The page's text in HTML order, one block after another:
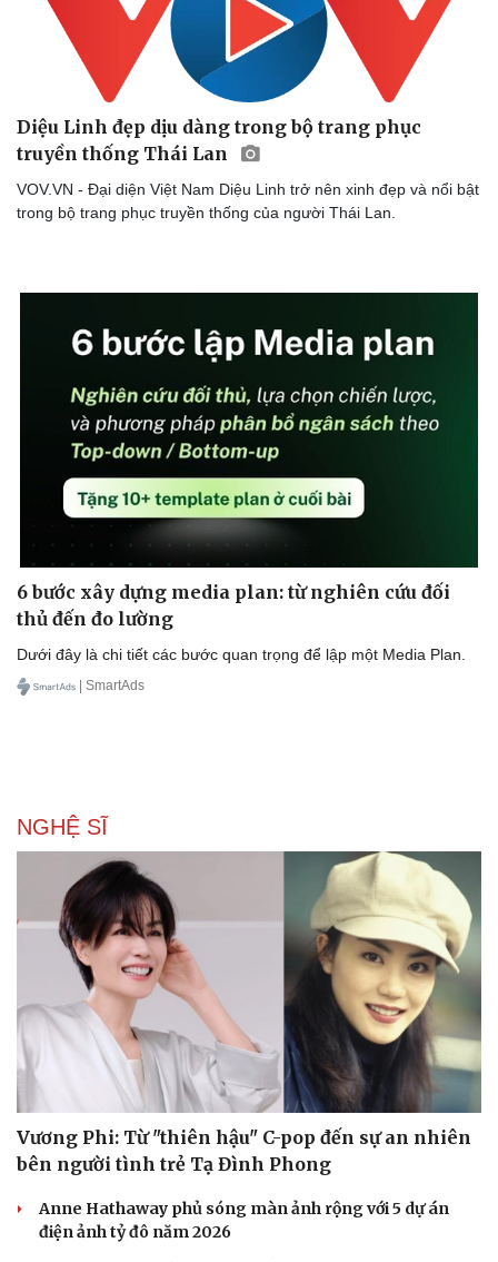
Văn hóa
Văn học
Giải trí
Thời trang
Sao Việt
Diệu Linh đẹp dịu dàng trong bộ trang phục
truyền thống Thái Lan
VOV.VN - Đại diện Việt Nam Diệu Linh trở nên xinh đẹp và nổi bật
trong bộ trang phục truyền thống của người Thái Lan.
6 bước xây dựng media plan: từ nghiên cứu đối
thủ đến đo lường
Dưới đây là chi tiết các bước quan trọng để lập một Media Plan.
| SmartAds
NGHỆ SĨ
Vương Phi: Từ "thiên hậu" C-pop đến sự an nhiên
bên người tình trẻ Tạ Đình Phong
Anne Hathaway phủ sóng màn ảnh rộng với 5 dự án
điện ảnh tỷ đô năm 2026